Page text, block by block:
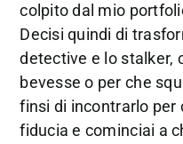
colpito dal mio
Decisi quindi di
detective e lo stalker,
bevesse o per che
finsi di incontrarlo per
fiducia e cominciai a